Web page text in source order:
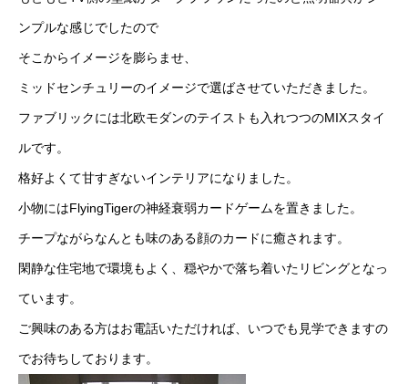
ンプルな感じでしたので
そこからイメージを膨らませ、
ミッドセンチュリーのイメージで選ばさせていただきました。
ファブリックには北欧モダンのテイストも入れつつのMIXスタイ
ルです。
格好よくて甘すぎないインテリアになりました。
小物にはFlyingTigerの神経衰弱カードゲームを置きました。
チープながらなんとも味のある顔のカードに癒されます。
閑静な住宅地で環境もよく、穏やかで落ち着いたリビングとなっ
ています。
ご興味のある方はお電話いただければ、いつでも見学できますの
でお待ちしております。